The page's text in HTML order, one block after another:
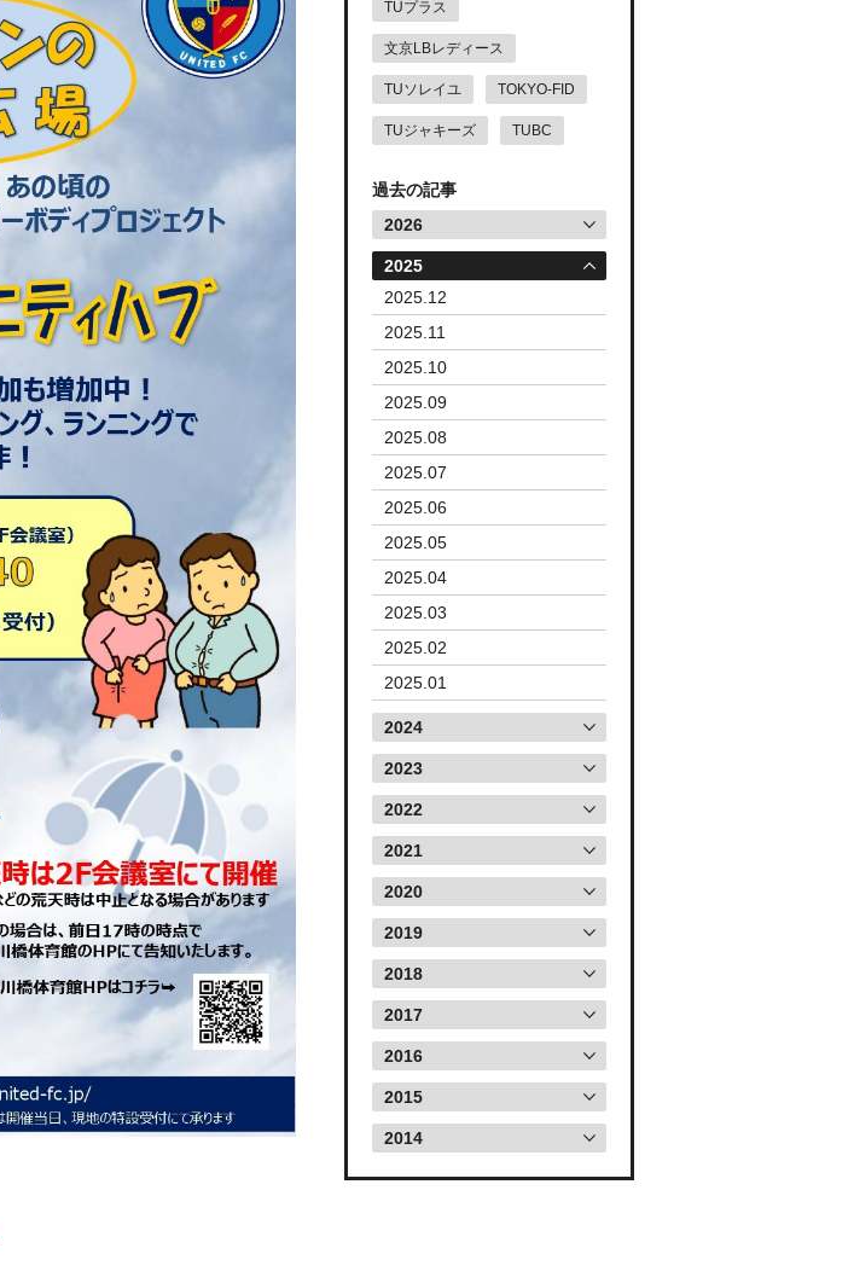
TUプラス
文京LBレディース
TUソレイユ TOKYO-FID
TUジャキーズ TUBC
過去の記事
2026
2025
2025.12
2025.11
2025.10
2025.09
2025.08
2025.07
2025.06
2025.05
2025.04
2025.03
2025.02
2025.01
2024
2023
2022
2021
2020
2019
2018
2017
2016
2015
2014